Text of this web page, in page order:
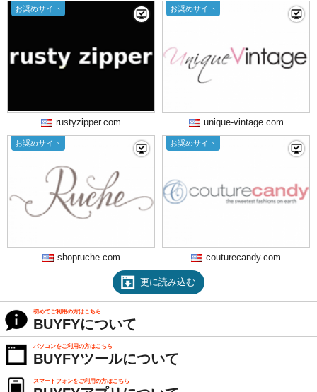
お奨めサイト
rustyzipper.com
お奨めサイト
unique-vintage.com
お奨めサイト
shopruche.com
お奨めサイト
couturecandy.com
更に読み込む
初めてご利用の方はこちら
BUYFYについて
パソコンをご利用の方はこちら
BUYFYツールについて
スマートフォンをご利用の方はこちら